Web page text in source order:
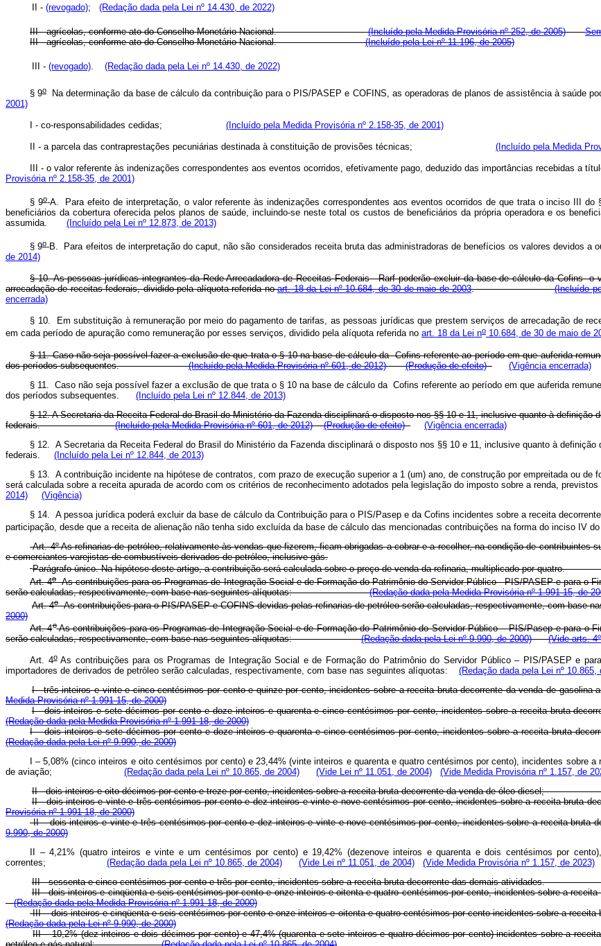
II - (revogado); (Redação dada pela Lei nº 14.430, de 2022)
III - agrícolas, conforme ato do Conselho Monetário Nacional.(Incluído pela Medida Provisória nº 252, de 2005)
III - agrícolas, conforme ato do Conselho Monetário Nacional.(Incluído pela Lei nº 11.196, de 2005)
III - (revogado). (Redação dada pela Lei nº 14.430, de 2022)
§ 9oNa determinação da base de cálculo da contribuição para o PIS/PASEP e COFINS, as operadoras de planos de
2001)
I - co-responsabilidades cedidas; (Incluído pela Medida Provisória nº 2.158-35, de 2001)
II - a parcela das contraprestações pecuniárias destinada à constituição de provisões técnicas; (Incluído pela Medida
III - o valor referente às indenizações correspondentes aos eventos ocorridos, efetivamente pago, deduzido das importâncias
Provisória nº 2.158-35, de 2001)
§ 9o-A. Para efeito de interpretação, o valor referente às indenizações correspondentes aos eventos ocorridos de que trata o inciso III do
beneficiários da cobertura oferecida pelos planos de saúde, incluindo-se neste total os custos de beneficiários da própria operadora e os
assumida. (Incluído pela Lei nº 12.873, de 2013)
§ 9o-B. Para efeitos de interpretação docaput, não são considerados receita bruta das administradoras de benefícios os valores devidos a
de 2014)
§ 10. As pessoas jurídicas integrantes da Rede Arrecadadora de Receitas Federais - Rarf poderão excluir da base de cálculo da Cofins
arrecadação de receitas federais, dividido pela alíquota referida noart. 18 da Lei nº10.684, de 30 de maio de 2003. (Incluído
encerrada)
§ 10. Em substituição à remuneração por meio do pagamento de tarifas, as pessoas jurídicas que prestem serviços de arrecadação de
em cada período de apuração como remuneração por esses serviços, dividido pela alíquota referida no art. 18 da Lei no 10.684, de 30 de maio de
§ 11. Caso não seja possível fazer a exclusão de que trata o § 10 na base de cálculo da Cofins referente ao período em que auferida
dos períodos subsequentes.
(Incluído pela Medida Provisória nº 601, de 2012) (Produção de efeito)
(Vigência encerrada)
§ 11. Caso não seja possível fazer a exclusão de que trata o § 10 na base de cálculo da Cofins referente ao período em que auferida
dos períodos subsequentes. (Incluído pela Lei nº 12.844, de 2013)
§ 12. A Secretaria da Receita Federal do Brasil do Ministério da Fazenda disciplinará o disposto nos §§ 10 e 11, inclusive quanto à
federais.
(Incluído pela Medida Provisória nº 601, de 2012) (Produção de efeito)
(Vigência encerrada)
§ 12. A Secretaria da Receita Federal do Brasil do Ministério da Fazenda disciplinará o disposto nos §§ 10 e 11, inclusive quanto à
federais. (Incluído pela Lei nº 12.844, de 2013)
§ 13. A contribuição incidente na hipótese de contratos, com prazo de execução superior a 1 (um) ano, de construção por empreitada ou de
será calculada sobre a receita apurada de acordo com os critérios de reconhecimento adotados pela legislação do imposto sobre a
2014)
(Vigência)
§ 14. A pessoa jurídica poderá excluir da base de cálculo da Contribuição para o PIS/Pasep e da Cofins incidentes sobre a receita
participação, desde que a receita de alienação não tenha sido excluída da base de cálculo das mencionadas contribuições na forma do inciso IV
Art. 4º As refinarias de petróleo, relativamente às vendas que fizerem, ficam obrigadas a cobrar e a recolher, na condição de contribuintes
e comerciantes varejistas de combustíveis derivados de petróleo, inclusive gás.
Parágrafo único. Na hipótese deste artigo, a contribuição será calculada sobre o preço de venda da refinaria, multiplicado
Art. 4oAs contribuições para os Programas de Integração Social e de Formação do Patrimônio do Servidor Público - PIS/PASEP e para o
serão calculadas, respectivamente, com base nas seguintes alíquotas:(Redação dada pela Medida Provisória nº 1.991-15, de
Art. 4oAs contribuições para o PIS/PASEP e COFINS devidas pelas refinarias de petróleo serão calculadas, respectivamente, com
2000)
Art. 4oAs contribuições para os Programas de Integração Social e de Formação do Patrimônio do Servidor Público – PIS/Pasep e para o
serão calculadas, respectivamente, com base nas seguintes alíquotas:(Redação dada pela Lei nº 9.990, de 2000) (Vide arts. 4º
Art. 4oAs contribuições para os Programas de Integração Social e de Formação do Patrimônio do Servidor Público – PIS/PASEP e
importadores de derivados de petróleo serão calculadas, respectivamente, com base nas seguintes alíquotas: (Redação dada pela Lei nº 10.865,
I - três inteiros e vinte e cinco centésimos por cento e quinze por cento, incidentes sobre a receita bruta decorrente da
Medida Provisória nº 1.991-15, de 2000)
I - dois inteiros e sete décimos por cento e doze inteiros e quarenta e cinco centésimos por cento, incidentes sobre a
(Redação dada pela Medida Provisória nº 1.991-18, de 2000)
I – dois inteiros e sete décimos por cento e doze inteiros e quarenta e cinco centésimos por cento, incidentes sobre a
(Redação dada pela Lei nº 9.990, de 2000)
I – 5,08% (cinco inteiros e oito centésimos por cento) e 23,44% (vinte inteiros e quarenta e quatro centésimos por cento), incidentes sobre
de aviação; (Redação dada pela Lei nº 10.865, de 2004) (Vide Lei nº 11.051, de 2004)
(Vide Medida Provisória nº 1.157, de
II - dois inteiros e oito décimos por cento e treze por cento, incidentes sobre a receita bruta decorrente da venda de óleo
II - dois inteiros e vinte e três centésimos por cento e dez inteiros e vinte e nove centésimos por cento, incidentes sobre a
Provisória nº 1.991-18, de 2000)
II – dois inteiros e vinte e três centésimos por cento e dez inteiros e vinte e nove centésimos por cento, incidentes sobre a
9.990, de 2000)
II – 4,21% (quatro inteiros e vinte e um centésimos por cento) e 19,42% (dezenove inteiros e quarenta e dois centésimos por
correntes; (Redação dada pela Lei nº 10.865, de 2004) (Vide Lei nº 11.051, de 2004)
(Vide Medida Provisória nº 1.157, de 2023)
III - sessenta e cinco centésimos por cento e três por cento, incidentes sobre a receita bruta decorrente das demais
III - dois inteiros e cinqüenta e seis centésimos por cento e onze inteiros e oitenta e quatro centésimos por cento, incidentes
(Redação dada pela Medida Provisória nº 1.991-18, de 2000)
III – dois inteiros e cinqüenta e seis centésimos por cento e onze inteiros e oitenta e quatro centésimos por cento incidentes
(Redação dada pela Lei nº 9.990, de 2000)
III – 10,2% (dez inteiros e dois décimos por cento) e 47,4% (quarenta e sete inteiros e quatro décimos por cento) incidentes sobre a